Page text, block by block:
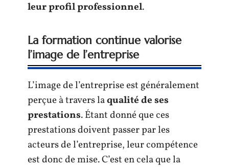
leur profil professionnel.
La formation continue valorise
l’image de l’entreprise
L’image de l’entreprise est généralement
perçue à travers laqualité de ses
prestations. Étant donné que ces
prestations doivent passer par les
acteurs de l’entreprise, leur compétence
est donc de mise. C’est en cela que la